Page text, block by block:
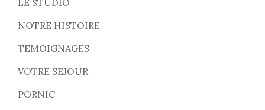
NOTRE HISTOIRE
TEMOIGNAGES
VOTRE SEJOUR
PORNIC